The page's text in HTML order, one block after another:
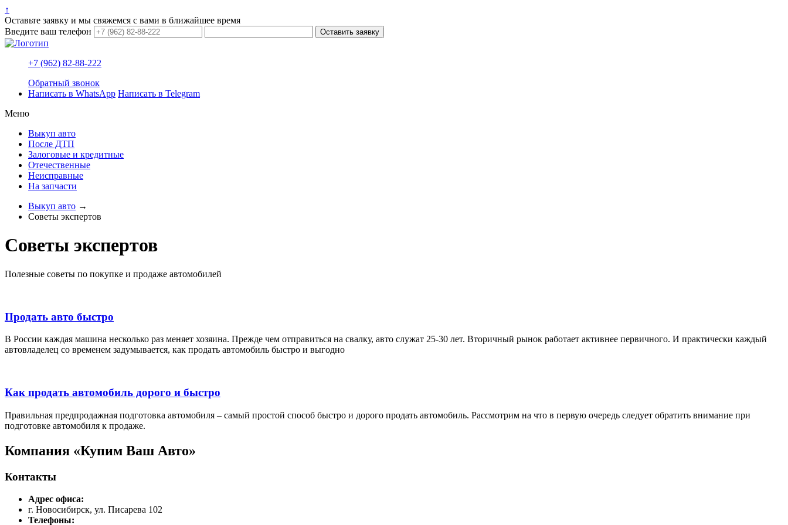
↑
Оставьте заявку и мы свяжемся с вами в ближайшее время
Введите ваш телефон
+7 (962) 82-88-222
Обратный звонок
Написать в WhatsApp Написать в Telegram
Меню
Выкуп авто
После ДТП
Залоговые и кредитные
Отечественные
Неисправные
На запчасти
Выкуп авто →
Советы экспертов
Советы экспертов
Полезные советы по покупке и продаже автомобилей
Продать авто быстро
В России каждая машина несколько раз меняет хозяина. Прежде чем отправиться на свалку, авто служат 25-30 лет. Вторичный рынок работает активнее первичного. И практически каждый
автовладелец со временем задумывается, как продать автомобиль быстро и выгодно
Как продать автомобиль дорого и быстро
Правильная предпродажная подготовка автомобиля – самый простой способ быстро и дорого продать автомобиль. Рассмотрим на что в первую очередь следует обратить внимание при
подготовке автомобиля к продаже.
Компания «Купим Ваш Авто»
Контакты
Адрес офиса:
г. Новосибирск, ул. Писарева 102
Телефоны: